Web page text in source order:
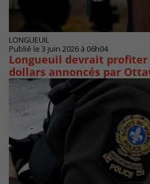
LONGUEUIL
Publié le 3 juin 2026 à 06h04
Longueuil devrait
dollars annoncés par